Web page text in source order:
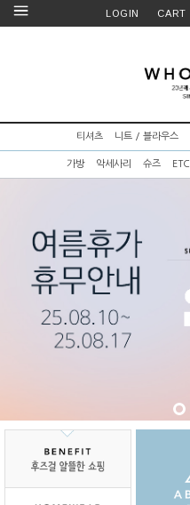
LOGIN CART
티셔츠 니트 / 블라우스
가방 악세사리 슈즈 ETC